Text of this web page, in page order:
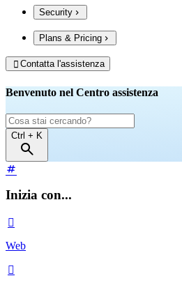
Security
Plans & Pricing
 Contatta l'assistenza
Benvenuto nel Centro assistenza
Ctrl + K
Inizia con...

Web
